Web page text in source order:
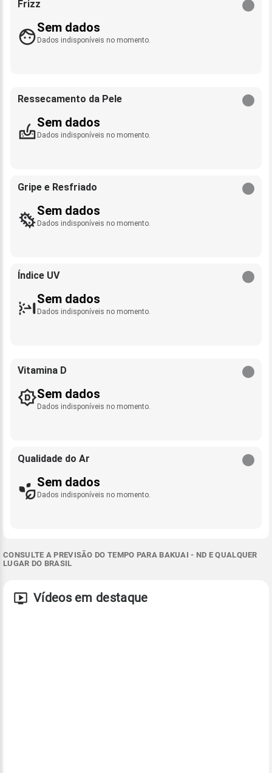
Frizz
Sem dados
Dados indisponíveis no momento.
Ressecamento da Pele
Sem dados
Dados indisponíveis no momento.
Gripe e Resfriado
Sem dados
Dados indisponíveis no momento.
Índice UV
Sem dados
Dados indisponíveis no momento.
Vitamina D
Sem dados
Dados indisponíveis no momento.
Qualidade do Ar
Sem dados
Dados indisponíveis no momento.
CONSULTE A PREVISÃO DO TEMPO PARA BAKUAI - ND E QUALQUER
LUGAR DO BRASIL
Vídeos em destaque